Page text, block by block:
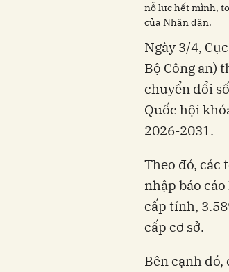
nỗ lực hết mình,
của Nhân dân.
Ngày 3/4,
Bộ Công an)
chuyển đổi
Quốc hội
2026-2031.
Theo đó, các
nhập báo
cấp tỉnh,
cấp cơ sở.
Bên cạnh đó,